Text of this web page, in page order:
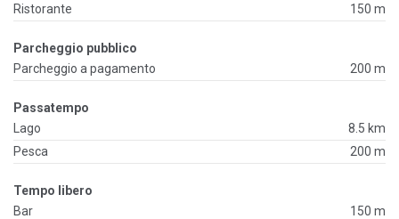
Ristorante
150 m
Parcheggio pubblico
Parcheggio a pagamento
200 m
Passatempo
Lago
8.5 km
Pesca
200 m
Tempo libero
Bar
150 m